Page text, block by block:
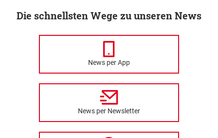
Die schnellsten Wege zu unseren News
News per App
News per Newsletter